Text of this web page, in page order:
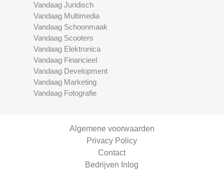
Vandaag Juridisch
Vandaag Multimedia
Vandaag Schoonmaak
Vandaag Scooters
Vandaag Elektronica
Vandaag Financieel
Vandaag Development
Vandaag Marketing
Vandaag Fotografie
Algemene voorwaarden
Privacy Policy
Contact
Bedrijven Inlog